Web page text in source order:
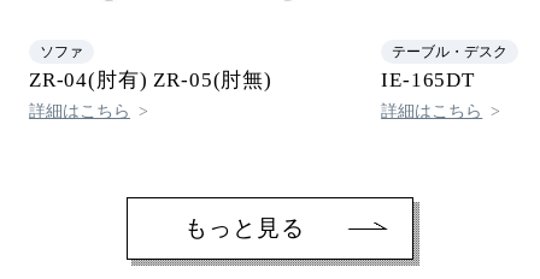
ソファ
ZR-04(肘有) ZR-05(肘無)
詳細はこちら
テーブル・デスク
IE-165DT
詳細はこちら
もっと見る